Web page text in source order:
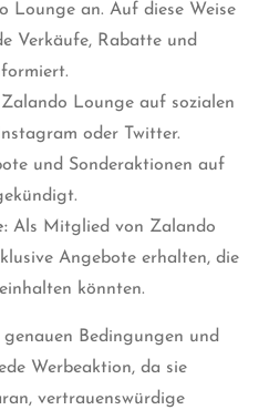
Lounge an. Auf diese Weise
Verkäufe, Rabatte und
Zalando Lounge auf sozialen
oder Twitter.
und Sonderaktionen auf
Als Mitglied von Zalando
Angebote erhalten, die
könnten.
Bedingungen und
Werbeaktion, da sie
vertrauenswürdige